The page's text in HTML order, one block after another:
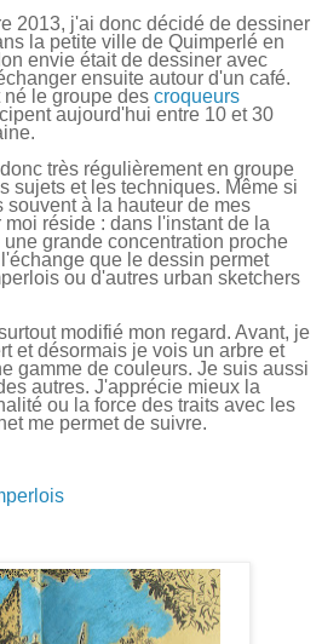
2013, j'ai donc décidé de dessiner
la petite ville de Quimperlé en
envie était de dessiner avec
ensuite autour d'un café.
le groupe des croqueurs
aujourd'hui entre 10 et 30
très régulièrement en groupe
sujets et les techniques. Même si
souvent à la hauteur de mes
réside : dans l'instant de la
grande concentration proche
que le dessin permet
ou d'autres urban sketchers
modifié mon regard. Avant, je
et désormais je vois un arbre et
gamme de couleurs. Je suis aussi
autres. J'apprécie mieux la
ou la force des traits avec les
me permet de suivre.